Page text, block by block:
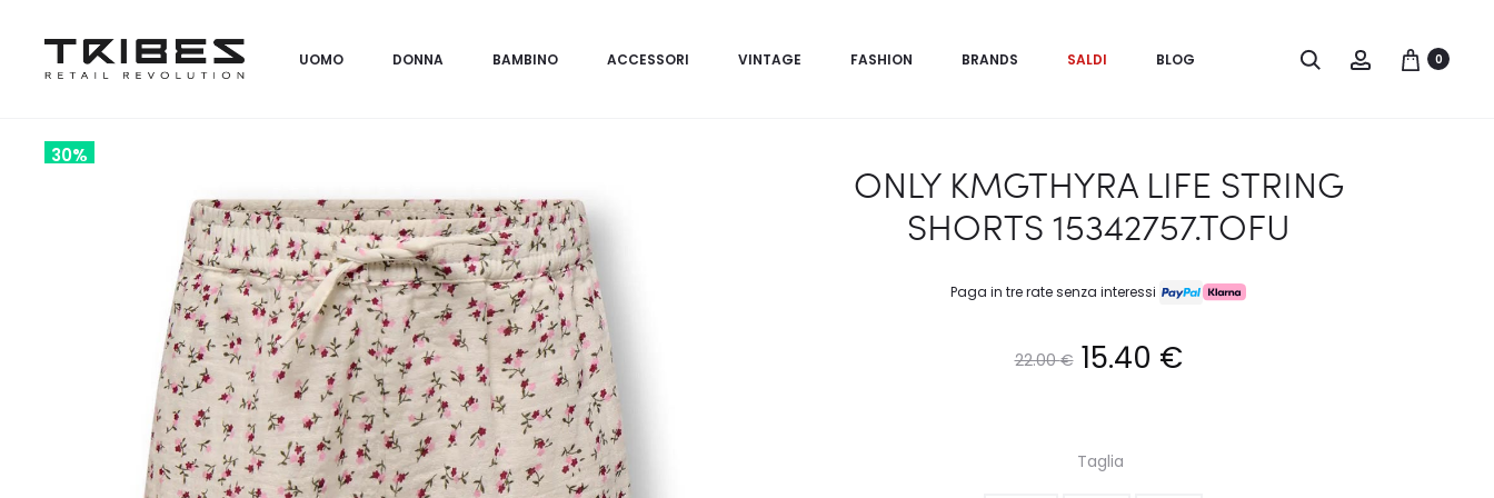
UOMO DONNA BAMBINO ACCESSORI VINTAGE FASHION BRANDS SALDI BLOG Search Account0
30%
ONLY KMGTHYRA LIFE STRING
SHORTS 15342757.TOFU
Paga in tre rate senza interessi
22.00€ Il
originale
15.40 €Il
Taglia